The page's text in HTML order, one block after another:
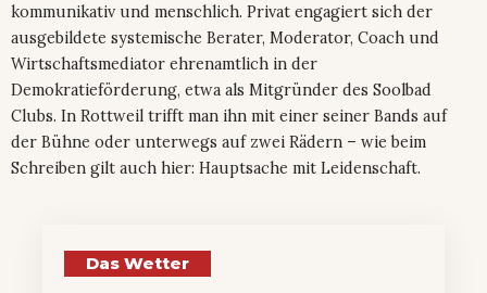
kommunikativ und menschlich. Privat engagiert sich der
ausgebildete systemische Berater, Moderator, Coach und
Wirtschaftsmediator ehrenamtlich in der
Demokratieförderung, etwa als Mitgründer des Soolbad
Clubs. In Rottweil trifft man ihn mit einer seiner Bands auf
der Bühne oder unterwegs auf zwei Rädern – wie beim
Schreiben gilt auch hier: Hauptsache mit Leidenschaft.
Das Wetter